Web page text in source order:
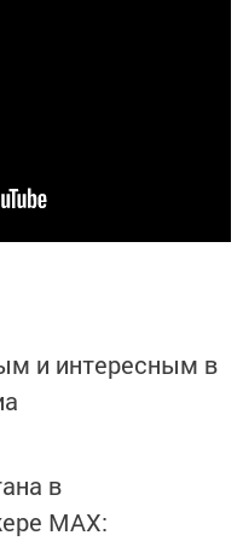
и интересным в
в
MАХ: